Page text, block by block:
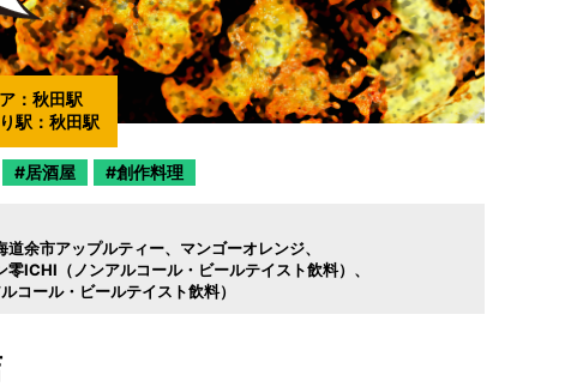
：秋田駅
駅：秋田駅
居酒屋 創作料理
道余市アップルティー
マンゴーオレンジ
零ICHI（ノンアルコール・ビールテイスト飲料）
コール・ビールテイスト飲料）